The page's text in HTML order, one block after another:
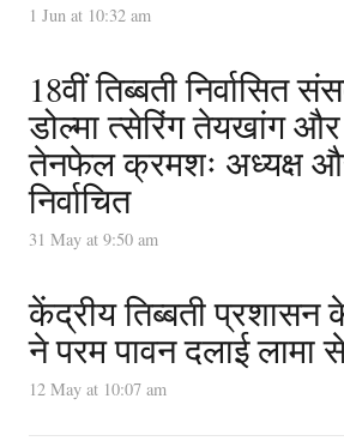
1 Jun at 10:32 am
18वीं तिब्बती निर्वासित
डोल्मा त्सेरिंग तेयखांग
तेनफेल क्रमशः अध्यक्ष
निर्वाचित
31 May at 9:50 am
केंद्रीय तिब्बती प्रशासन
ने परम पावन दलाई लामा
12 May at 10:07 am